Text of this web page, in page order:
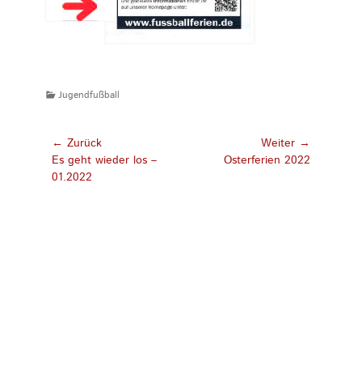
Kategorien
Jugendfußball
Beitragsnavigation
← Zurück
Vorhergehender
Beitrag:
Es geht wieder los –
01.2022
Weiter →
NächsterOsterferien 2022